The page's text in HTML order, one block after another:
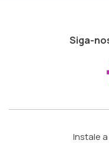
Siga-
Instale